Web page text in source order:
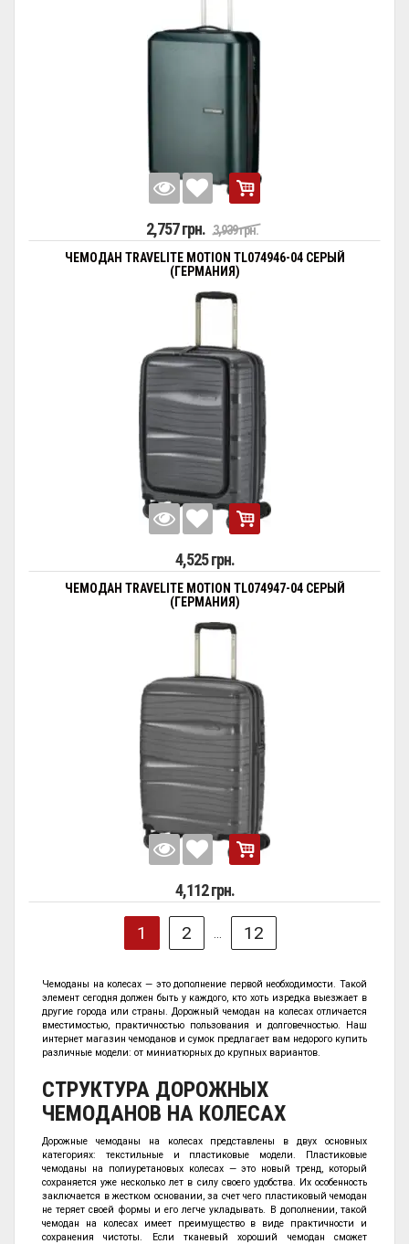
2,757 грн. 3,939 грн.
ЧЕМОДАН TRAVELITE MOTION TL074946-04 СЕРЫЙ
(ГЕРМАНИЯ)
4,525 грн.
ЧЕМОДАН TRAVELITE MOTION TL074947-04 СЕРЫЙ
(ГЕРМАНИЯ)
4,112 грн.
1 2 12
Чемоданы на колесах — это дополнение первой необходимости. Такой
элемент сегодня должен быть у каждого, кто хоть изредка выезжает в
другие города или страны. Дорожный чемодан на колесах отличается
вместимостью, практичностью пользования и долговечностью. Наш
интернет магазин чемоданов и сумок предлагает вам недорого купить
различные модели: от миниатюрных до крупных вариантов.
СТРУКТУРА ДОРОЖНЫХ
ЧЕМОДАНОВ НА КОЛЕСАХ
Дорожные чемоданы на колесах представлены в двух основных
категориях: текстильные и пластиковые модели. Пластиковые
чемоданы на полиуретановых колесах — это новый тренд, который
сохраняется уже несколько лет в силу своего удобства. Их особенность
заключается в жестком основании, за счет чего пластиковый чемодан
не теряет своей формы и его легче укладывать. В дополнении, такой
чемодан на колесах имеет преимущество в виде практичности и
сохранения чистоты. Если тканевый хороший чемодан сможет